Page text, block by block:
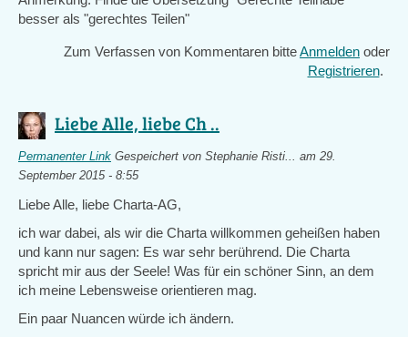
besser als "gerechtes Teilen"
Zum Verfassen von Kommentaren bitteAnmelden oder
Registrieren.
Liebe Alle, liebe Ch ..
Permanenter Link Gespeichert von Stephanie Risti... am 29.
September 2015 - 8:55
Liebe Alle, liebe Charta-AG,
ich war dabei, als wir die Charta willkommen geheißen haben
und kann nur sagen: Es war sehr berührend. Die Charta
spricht mir aus der Seele! Was für ein schöner Sinn, an dem
ich meine Lebensweise orientieren mag.
Ein paar Nuancen würde ich ändern.